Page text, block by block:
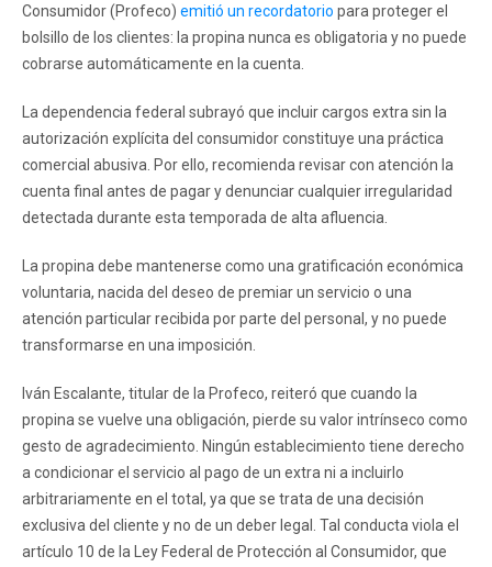
Consumidor (Profeco) emitió un recordatorio para proteger el
bolsillo de los clientes: la propina nunca es obligatoria y no puede
cobrarse automáticamente en la cuenta.
La dependencia federal subrayó que incluir cargos extra sin la
autorización explícita del consumidor constituye una práctica
comercial abusiva. Por ello, recomienda revisar con atención la
cuenta final antes de pagar y denunciar cualquier irregularidad
detectada durante esta temporada de alta afluencia.
La propina debe mantenerse como una gratificación económica
voluntaria, nacida del deseo de premiar un servicio o una
atención particular recibida por parte del personal, y no puede
transformarse en una imposición.
Iván Escalante, titular de la Profeco, reiteró que cuando la
propina se vuelve una obligación, pierde su valor intrínseco como
gesto de agradecimiento. Ningún establecimiento tiene derecho
a condicionar el servicio al pago de un extra ni a incluirlo
arbitrariamente en el total, ya que se trata de una decisión
exclusiva del cliente y no de un deber legal. Tal conducta viola el
artículo 10 de la Ley Federal de Protección al Consumidor, que